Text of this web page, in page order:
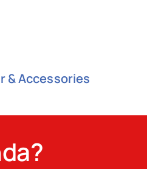
& Accessories